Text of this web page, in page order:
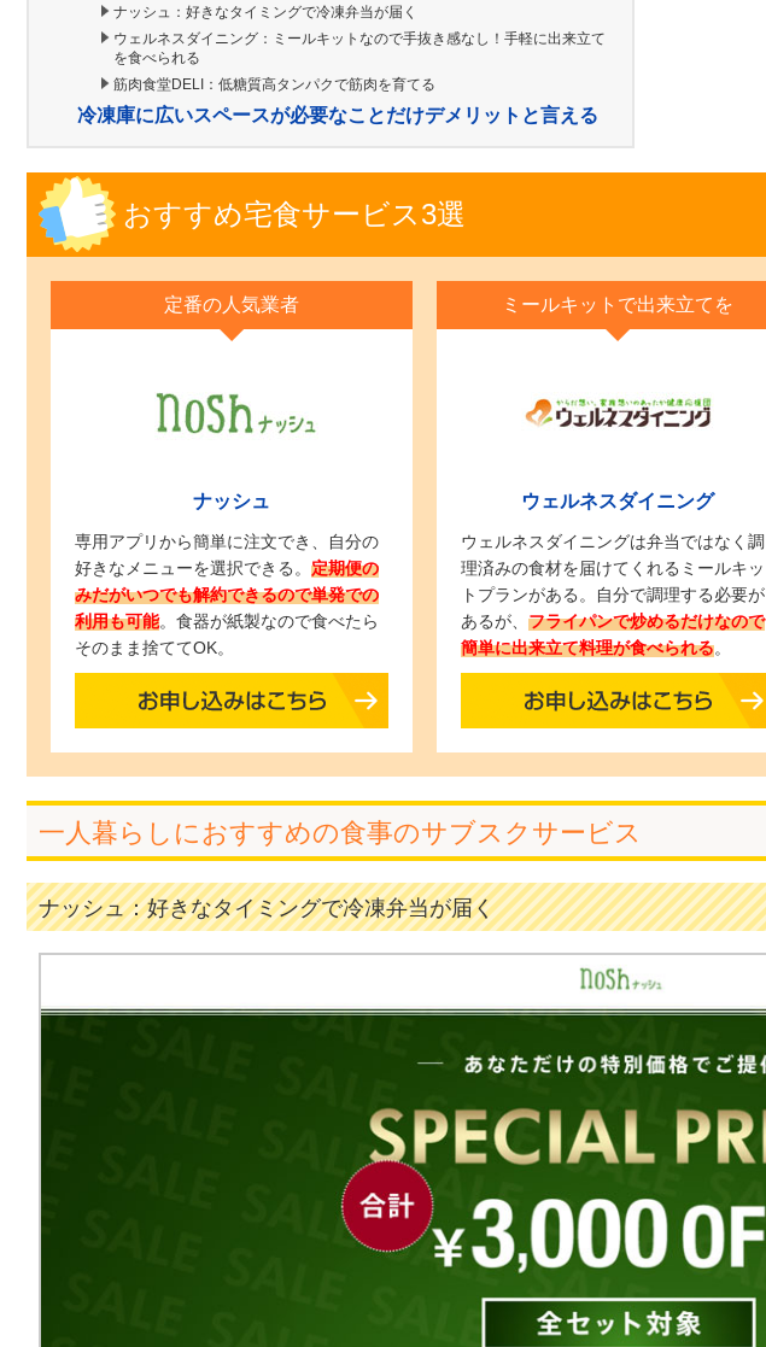
ナッシュ：好きなタイミングで冷凍弁当が届く
ウェルネスダイニング：ミールキットなので手抜き感なし！手軽に出来立て
を食べられる
筋肉食堂DELI：低糖質高タンパクで筋肉を育てる
冷凍庫に広いスペースが必要なことだけデメリットと言える
おすすめ宅食サービス3選
定番の人気業者
ナッシュ
専用アプリから簡単に注文でき、自分の
好きなメニューを選択できる。 定期便の
みだがいつでも解約できるので単発での
利用も可能。食器が紙製なので食べたら
そのまま捨ててOK。
ミールキットで出来立てを
ウェルネスダイニング
ウェルネスダイニングは弁当ではなく調
理済みの食材を届けてくれるミールキッ
トプランがある。自分で調理する必要が
あるが、 フライパンで炒めるだけなので
簡単に出来立て料理が食べられる。
一人暮らしにおすすめの食事のサブスクサービス
ナッシュ：好きなタイミングで冷凍弁当が届く